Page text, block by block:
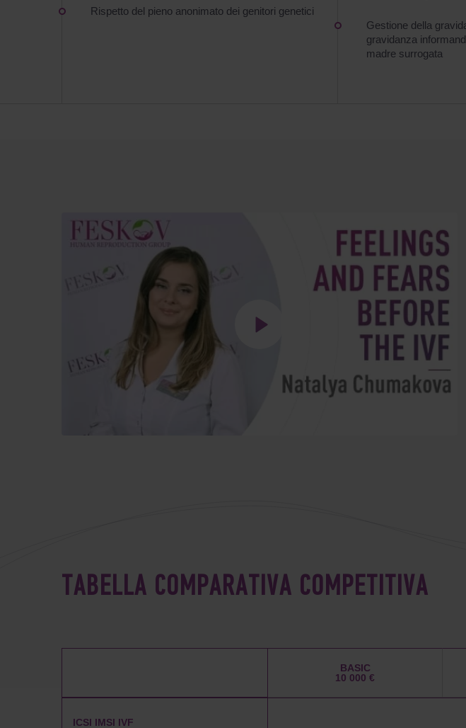
Rispetto del pieno anonimato dei genitori genetici
Gestione della
gravidanza
madre surrogata
TABELLA COMPARATIVA COMPETITIVA
BASIC
10 000 €
ICSI IMSI IVF